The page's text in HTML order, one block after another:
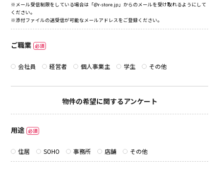
※メール受信制限をしている場合は「@r-store.jp」からのメールを受け取れるようにして
ください。
※添付ファイルの送受信が可能なメールアドレスをご登録ください。
ご職業 必須
会社員 経営者 個人事業主 学生 その他
物件の希望に関するアンケート
用途 必須
住居 SOHO 事務所 店舗 その他